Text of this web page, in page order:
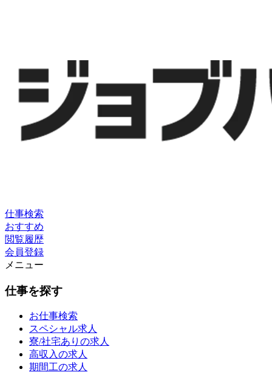
仕事検索
おすすめ
閲覧履歴
会員登録
メニュー
仕事を探す
お仕事検索
スペシャル求人
寮/社宅ありの求人
高収入の求人
期間工の求人